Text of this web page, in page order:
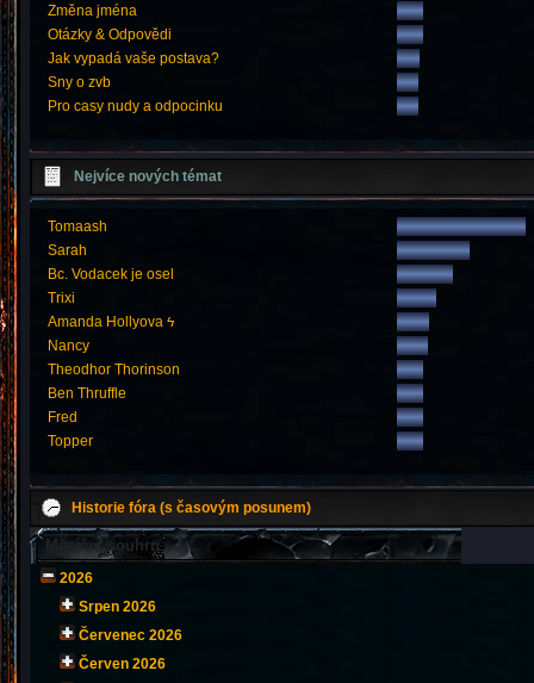
Změna jména
Otázky & Odpovědi
Jak vypadá vaše postava?
Sny o zvb
Pro casy nudy a odpocinku
Nejvíce nových témat
Tomaash
Sarah
Bc. Vodacek je osel
Trixi
Amanda Hollyova ϟ
Nancy
Theodhor Thorinson
Ben Thruffle
Fred
Topper
Historie fóra (s časovým posunem)
Měsíční souhrn
2026
Srpen 2026
Červenec 2026
Červen 2026